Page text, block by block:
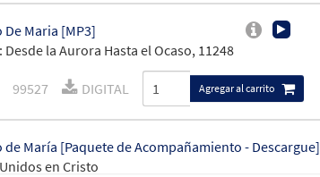
De Maria [MP3]
Desde la Aurora Hasta el Ocaso, 11248
99527 DIGITAL Agregar al carrito
de María [Paquete de Acompañamiento - Descargue]
en Cristo